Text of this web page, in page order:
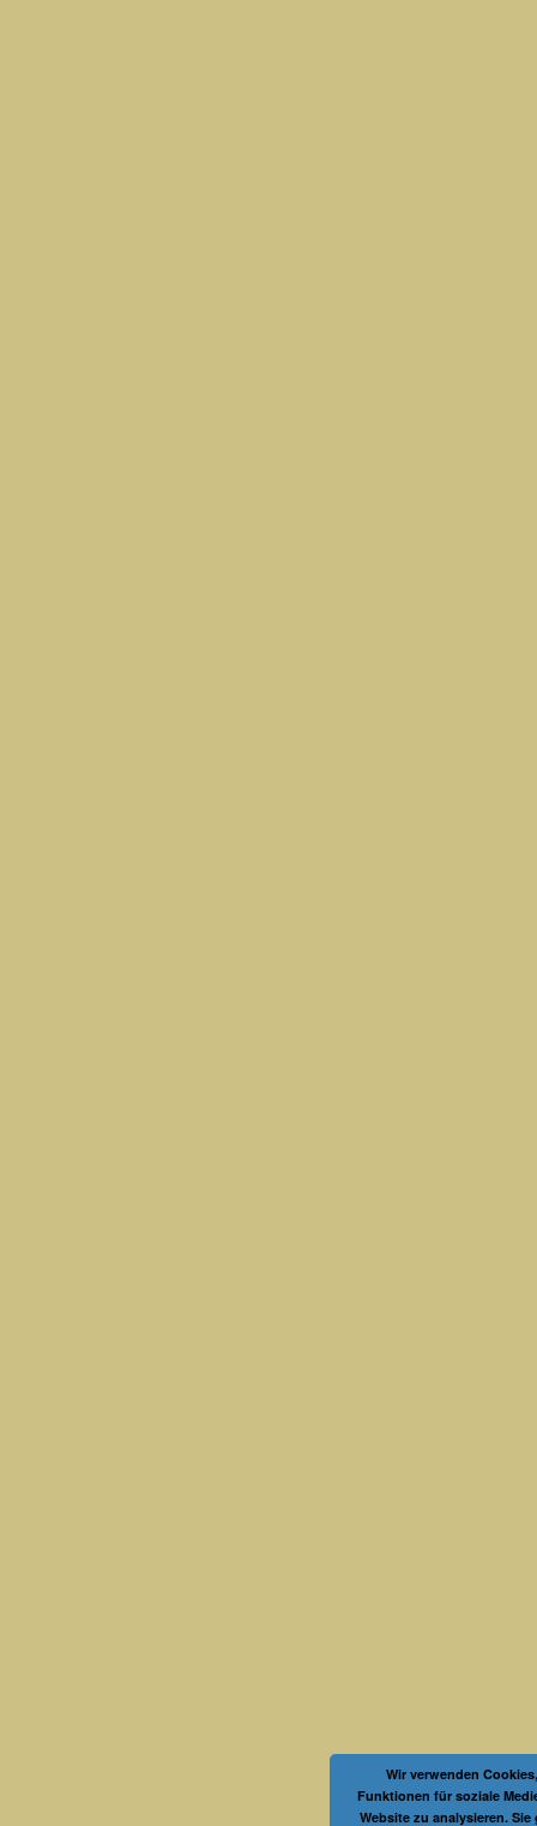
Wir verwenden
Funktionen für soziale
Website zu analysieren.